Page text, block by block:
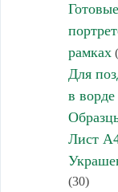
рамках
Для
в
Лист
(30)